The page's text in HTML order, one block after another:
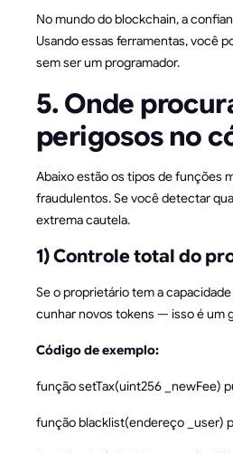
No mundo do blockchain, a
Usando essas ferramentas, você
sem ser um programador.
5. Onde
perigosos no
Abaixo estão os tipos de funções
fraudulentos. Se você detectar
extrema cautela.
1) Controle total do
Se o proprietário tem a
cunhar novos tokens — isso é um
Código de exemplo:
função setTax(uint256 _newFee)
função blacklist(endereço _user)